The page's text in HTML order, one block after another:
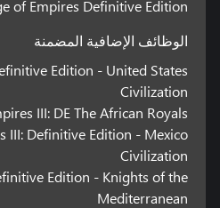
of Empires Definitive Edition
الوظائف الإضافية المضمنة
Edition - United States
Civilization
III: DE The African Royals
III: Definitive Edition - Mexico
Civilization
Edition - Knights of the
Mediterranean